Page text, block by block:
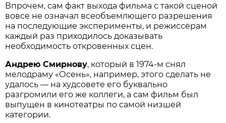
Впрочем, сам факт выхода фильма с такой сценой
вовсе не означал всеобъемлющего разрешения
на последующие эксперименты, и режиссёрам
каждый раз приходилось доказывать
необходимость откровенных сцен.
Андрею Смирнову, который в 1974-м снял
мелодраму «Осень», например, этого сделать не
удалось — на худсовете его буквально
разгромили его же коллеги, а сам фильм был
выпущен в кинотеатры по самой низшей
категории.